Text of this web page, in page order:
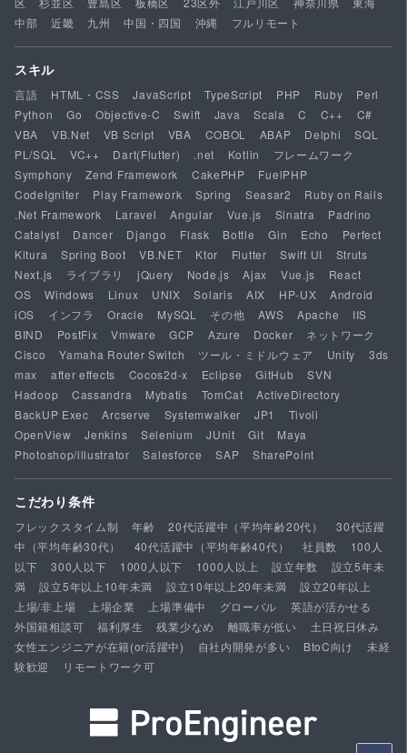
中部
近畿 九州 中国・四国 沖縄 フルリモート
スキル
言語 HTML・CSS JavaScript TypeScript PHP Ruby
Perl
Python
Go Objective-C Swift Java Scala C C++
C#
VBA
VB.Net VB Script VBA COBOL ABAP Delphi
SQL
PL/SQL
VC++ Dart(Flutter) .net Kotlin
フレームワーク
Symphony
Zend Framework CakePHP
FuelPHP
CodeIgniter
Play Framework Spring Seasar2
Ruby on Rails
.Net Framework
Laravel Angular Vue.js Sinatra
Padrino
Catalyst
Dancer Django Flask Bottle Gin Echo
Perfect
Kitura
Spring Boot VB.NET Ktor Flutter Swift UI
Struts
Next.js
ライブラリ jQuery Node.js Ajax Vue.js
React
OS
Windows Linux UNIX Solaris AIX HP-UX
Android
iOS
インフラ Oracle MySQL その他 AWS Apache
IIS
BIND
PostFix Vmware GCP Azure Docker
ネットワーク
Cisco
Yamaha Router Switch ツール・ミドルウェア Unity
3ds
max
after effects Cocos2d-x Eclipse GitHub
SVN
Hadoop
Cassandra Mybatis TomCat
ActiveDirectory
BackUP Exec
Arcserve Systemwalker JP1
Tivoli
OpenView
Jenkins Selenium JUnit Git
Maya
Photoshop/illustrator
Salesforce SAP SharePoint
こだわり条件
フレックスタイム制 年齢 20代活躍中（平均年齢20代）
30代活躍
中（平均年齢30代）
40代活躍中（平均年齢40代） 社員数
100人
以下
300人以下 1000人以下 1000人以上 設立年数
設立5年未
満
設立5年以上10年未満 設立10年以上20年未満
設立20年以上
上場/非上場
上場企業 上場準備中 グローバル
英語が活かせる
外国籍相談可
福利厚生 残業少なめ 離職率が低い
土日祝日休み
女性エンジニアが在籍(or活躍中)
自社内開発が多い BtoC向け
未経
験歓迎
リモートワーク可